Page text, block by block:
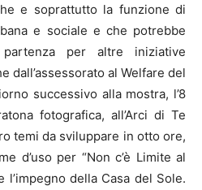
e soprattutto la funzione di
e sociale e che potrebbe
per altre iniziative
dall’assessorato al Welfare del
successivo alla mostra, l’8
fotografica, all’Arci di Te
temi da sviluppare in otto ore,
d’uso per “Non c’è Limite al
l’impegno della Casa del Sole.